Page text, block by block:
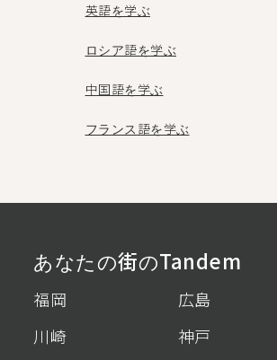
英語を学ぶ
ロシア語を学ぶ
中国語を学ぶ
フランス語を学ぶ
あなたの街のTandem
福岡
広島
川崎
神戸